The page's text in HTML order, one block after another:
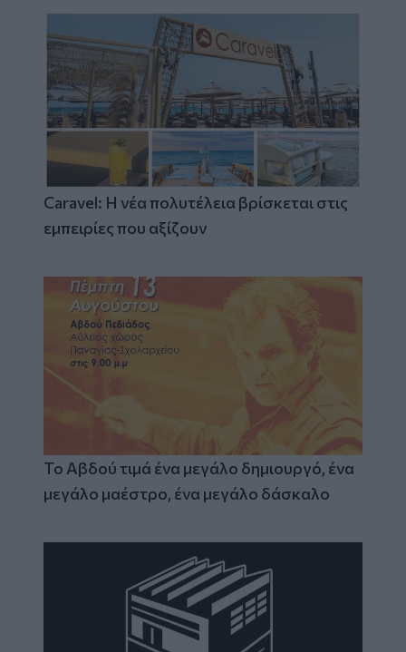
Caravel: Η νέα πολυτέλεια βρίσκεται στις
εμπειρίες που αξίζουν
Το Αβδού τιμά ένα μεγάλο δημιουργό, ένα
μεγάλο μαέστρο, ένα μεγάλο δάσκαλο